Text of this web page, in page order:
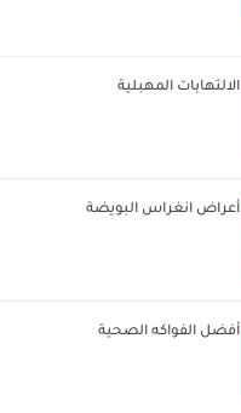
الالتهابات المهبلية
أعراض انغراس البويضة
أفضل الفواكه الصحية